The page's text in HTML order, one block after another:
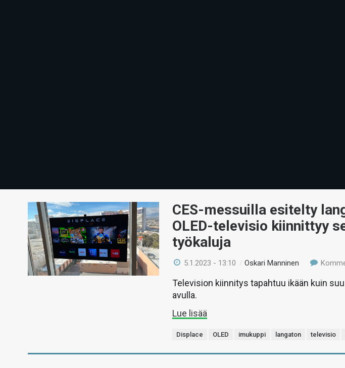
CES-messuilla esitelty
OLED-televisio kiinnittyy
työkaluja
5.1.2023 - 13:10 /Oskari Manninen
Television kiinnitys tapahtuu ikään kuin
avulla.
Lue lisää
Displace OLED imukuppi langaton televisio